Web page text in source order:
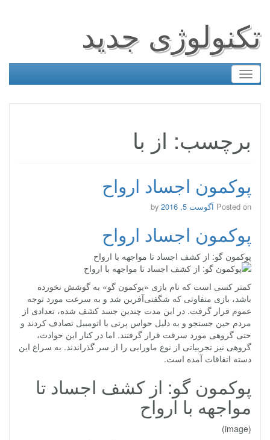
تکنولوژی جدید
Toggle
navigation
برچسب: از با
پوکمون اجساد ارواح
Posted on آگوست 5, 2016
پوکمون اجساد ارواح
پوکمون گو: از کشف اجساد تا مواجهه با ارواح
کمتر کسی است که نام بازی «پوکمون گو» به گوشش نخورده
باشد، بازی متفاوتی که شگفتی‌آفرین شد و به سرعت مورد توجه
عموم قرار گرفت. در این مدت چندین جسد کشف شده، تعدادی از
مردم حین جستجو و به دلیل حواس پرتی با اتومبیل تصادف کردند و
حتی گروهی مورد سرقت قرار گرفتند. اما در کنار این حوادث،
گروهی نیز تجربیاتی از نوع ماورایی را از سر گذراندند. به سراغ این
دسته اتفاقات آمده است.
پوکمون گو: از کشف اجساد تا
مواجهه با ارواح
(image)